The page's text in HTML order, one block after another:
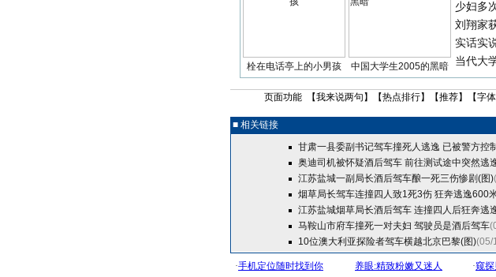
栓在电话亭上的小男孩 中国大学生2005的黑暗
少妇多
刘翔家
实话实
当代大
页面功能 【我来说两句 】【热点排行】【推荐】【字体
■ 相关链接
甘肃一县委副书记驾车撞死人逃逸 已被警方控制
奥迪司机被怀疑酒后驾车 前往测试途中突然逃
江苏盐城一副局长酒后驾车酿一死三伤惨剧(图)
烟草局长驾车连撞四人致1死3伤 狂奔逃逸600
江苏盐城烟草局长酒后驾车 连撞四人后狂奔逃
马鞍山市府车撞死一对夫妇 驾驶员是酒后驾车
10位澳大利亚探险者驾车横越北京巴黎(图)(05/